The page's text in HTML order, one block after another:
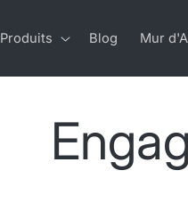
Produits Blog Mur